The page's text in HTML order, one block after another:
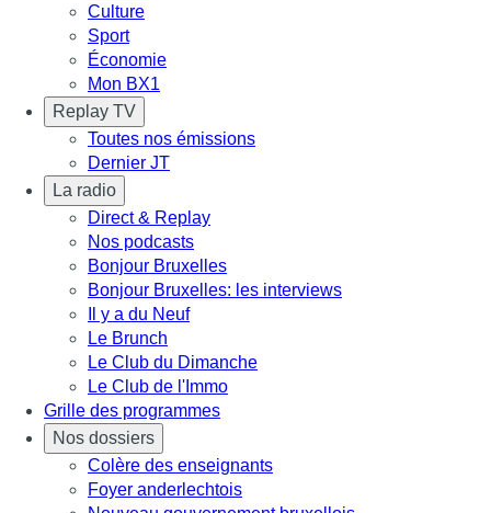
Culture
Sport
Économie
Mon BX1
Replay TV
Toutes nos émissions
Dernier JT
La radio
Direct & Replay
Nos podcasts
Bonjour Bruxelles
Bonjour Bruxelles: les interviews
Il y a du Neuf
Le Brunch
Le Club du Dimanche
Le Club de l'Immo
Grille des programmes
Nos dossiers
Colère des enseignants
Foyer anderlechtois